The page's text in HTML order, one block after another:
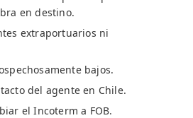
en destino.
extraportuarios ni
bajos.
del agente en Chile.
el Incoterm a FOB.